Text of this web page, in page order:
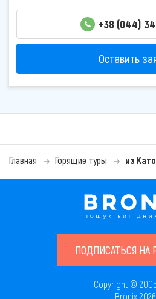
+38 (044)
Оставить
Главная Горящие туры из
ПОДПИСАТЬСЯ НА
Copyright ©
Bronix 2026